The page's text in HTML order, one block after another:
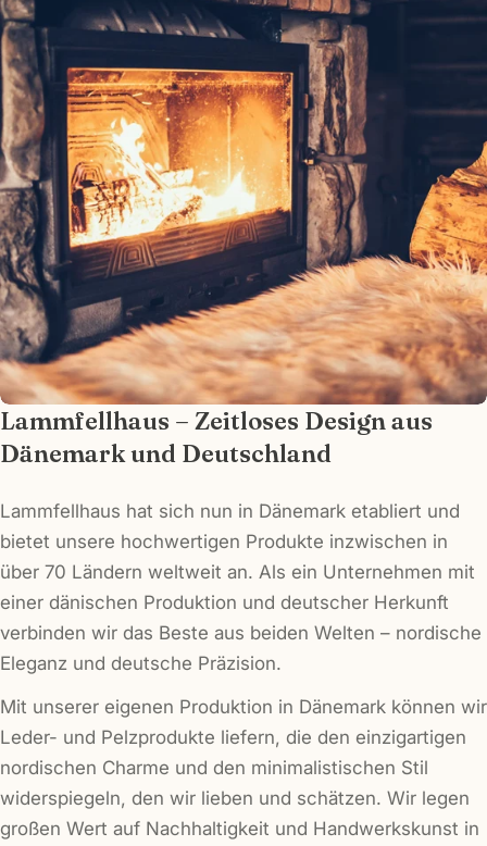
Ihre
Mail
Ihr
Telefon
Ihre
Nachricht
Die mit * gekennzeichneten Felder sind
Pflichtfelder.
Frage senden
Lammfellhaus – Zeitloses Design aus
Dänemark und Deutschland
Lammfellhaus hat sich nun in Dänemark etabliert und
bietet unsere hochwertigen Produkte inzwischen in
über 70 Ländern weltweit an. Als ein Unternehmen mit
einer dänischen Produktion und deutscher Herkunft
verbinden wir das Beste aus beiden Welten – nordische
Eleganz und deutsche Präzision.
Mit unserer eigenen Produktion in Dänemark können wir
Leder- und Pelzprodukte liefern, die den einzigartigen
nordischen Charme und den minimalistischen Stil
widerspiegeln, den wir lieben und schätzen. Wir legen
großen Wert auf Nachhaltigkeit und Handwerkskunst in